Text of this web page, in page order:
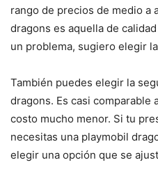
rango de precios de medio a
dragons es aquella de
un problema, sugiero elegir
También puedes elegir la
dragons. Es casi comparable
costo mucho menor. Si tu
necesitas una playmobil
elegir una opción que se